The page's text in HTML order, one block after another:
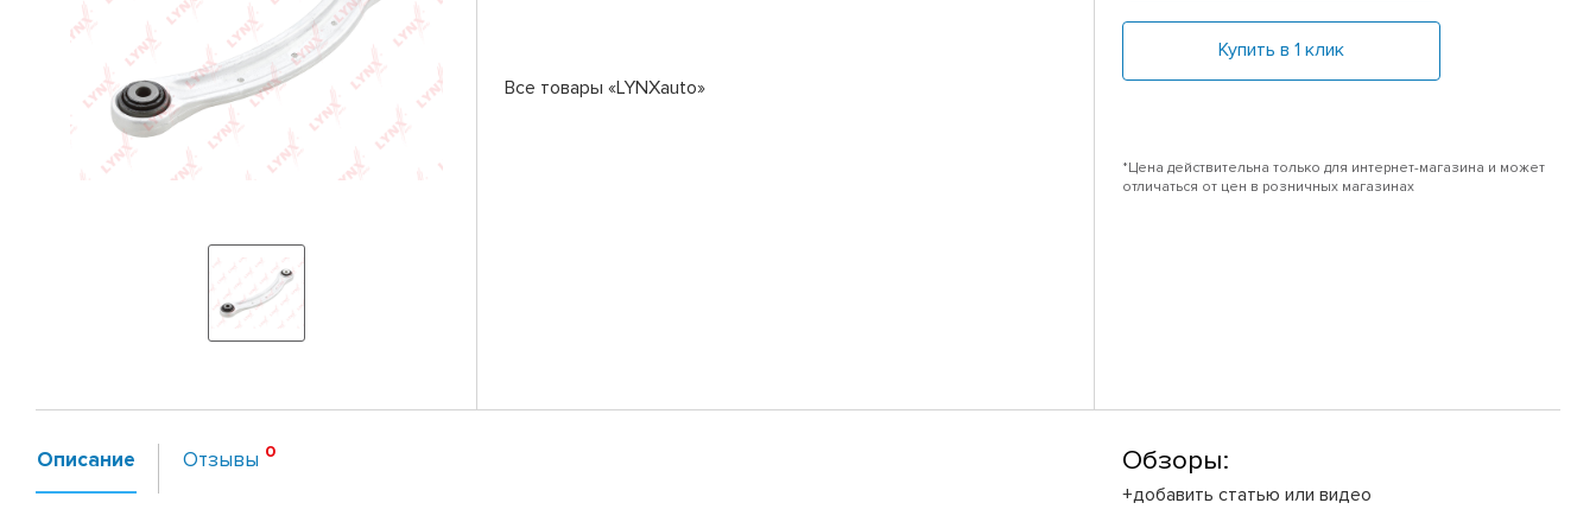
Все товары «LYNXauto»
Купить в 1 клик
*Цена действительна только для интернет-магазина и может
отличаться от цен в розничных магазинах
Описание Отзывы Обзоры:
+добавить статью или видео